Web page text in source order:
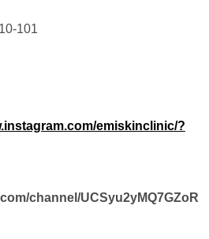
101
emiskinclinic/?
channel/